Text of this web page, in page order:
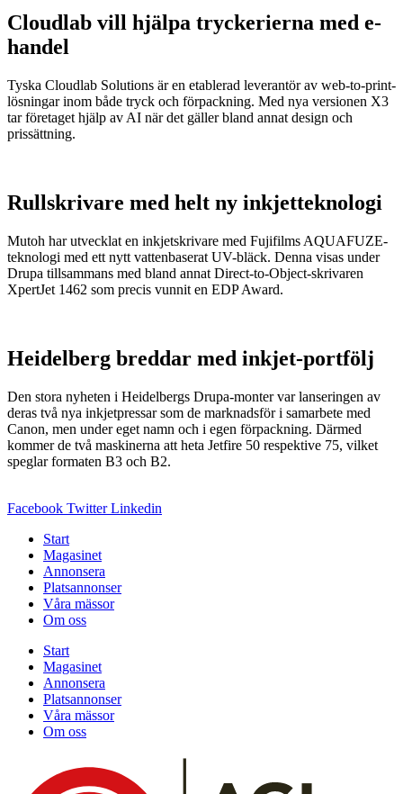
Cloudlab vill hjälpa tryckerierna med e-
handel
Tyska Cloudlab Solutions är en etablerad leverantör av web-to-print-
lösningar inom både tryck och förpackning. Med nya versionen X3
tar företaget hjälp av AI när det gäller bland annat design och
prissättning.
Rullskrivare med helt ny inkjetteknologi
Mutoh har utvecklat en inkjetskrivare med Fujifilms AQUAFUZE-
teknologi med ett nytt vattenbaserat UV-bläck. Denna visas under
Drupa tillsammans med bland annat Direct-to-Object-skrivaren
XpertJet 1462 som precis vunnit en EDP Award.
Heidelberg breddar med inkjet-portfölj
Den stora nyheten i Heidelbergs Drupa-monter var lanseringen av
deras två nya inkjetpressar som de marknadsför i samarbete med
Canon, men under eget namn och i egen förpackning. Därmed
kommer de två maskinerna att heta Jetfire 50 respektive 75, vilket
speglar formaten B3 och B2.
Facebook Twitter Linkedin
Start
Magasinet
Annonsera
Platsannonser
Våra mässor
Om oss
Start
Magasinet
Annonsera
Platsannonser
Våra mässor
Om oss